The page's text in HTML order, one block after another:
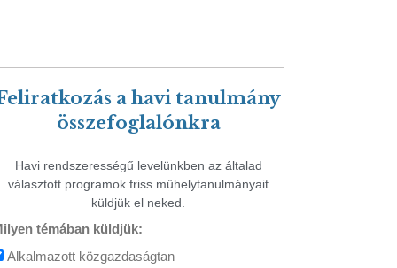
a havi tanulmány
összefoglalónkra
Havi rendszerességű levelünkben az általad
választott programok friss műhelytanulmányait
küldjük el neked.
témában küldjük:
Alkalmazott közgazdaságtan